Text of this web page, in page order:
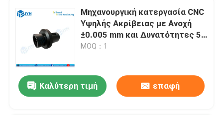
Μηχανουργική κατεργασία CNC
Υψηλής Ακρίβειας με Ανοχή
±0.005 mm και Δυνατότητες 5
Αξόνων για Ταχεία
MOQ：1
Καλύτερη τιμή επαφή